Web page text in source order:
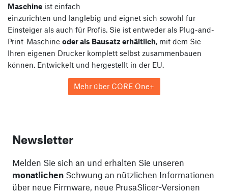
Maschine ist einfach
einzurichten und langlebig und eignet sich sowohl für
Einsteiger als auch für Profis. Sie ist entweder als Plug-and-
Print-Maschine oder als Bausatz erhältlich, mit dem Sie
Ihren eigenen Drucker komplett selbst zusammenbauen
können. Entwickelt und hergestellt in der EU.
Mehr über CORE One+
Newsletter
Melden Sie sich an und erhalten Sie unseren
monatlichen Schwung an nützlichen Informationen
über neue Firmware, neue PrusaSlicer-Versionen